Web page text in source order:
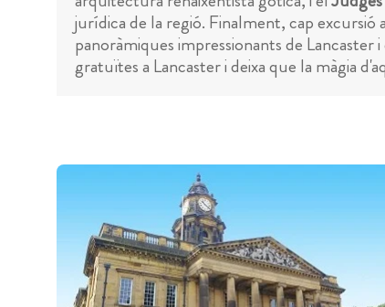
jurídica de la regió. Finalment, cap excursió
panoràmiques impressionants de
gratuïtes a Lancaster i deixa que la màgia